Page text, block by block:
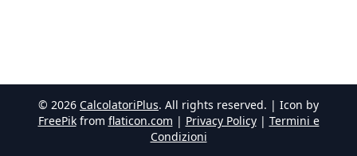
© 2026 CalcolatoriPlus. All rights reserved. | Icon by
FreePik from flaticon.com | Privacy Policy| Termini e
Condizioni